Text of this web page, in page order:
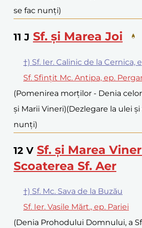
se fac nunți)
11 J Sf. și Marea Joi
†) Sf. Ier. Calinic de la Cernica,
Sf. Sfințit Mc. Antipa, ep.
(Pomenirea morților - Denia celor
și Marii Vineri)(Dezlegare la ulei
nunți)
12 V Sf. și Marea
Scoaterea Sf. Aer
†) Sf. Mc. Sava de la Buzău
Sf. Ier. Vasile Mărt., ep. Pariei
(Denia Prohodului Domnului, a